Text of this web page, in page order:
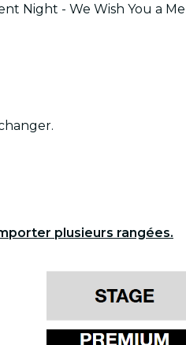
Night - We Wish You a
plusieurs rangées.